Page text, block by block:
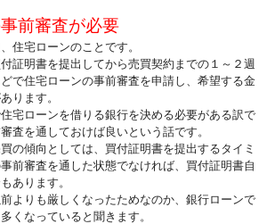
前審査が必要
住宅ローンのことです。
証明書を提出してから売買契約までの１～２週
で住宅ローンの事前審査を申請し、希望する金
ります。
宅ローンを借りる銀行を決める必要がある訳で
査を通しておけば良いという話です。
の傾向としては、買付証明書を提出するタイミ
前審査を通した状態でなければ、買付証明書自
あります。
よりも厳しくなったためなのか、銀行ローンで
くなっていると聞きます。